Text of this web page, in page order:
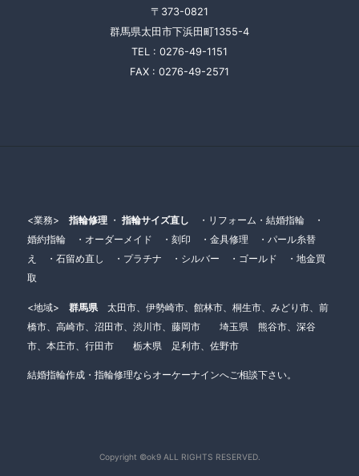
〒373-0821
群馬県太田市下浜田町1355-4
TEL : 0276-49-1151
FAX : 0276-49-2571
<業務> 指輪修理・ 指輪サイズ直し ・リフォーム・結婚指輪 ・
婚約指輪 ・オーダーメイド ・刻印 ・金具修理 ・パール糸替
え ・石留め直し ・プラチナ ・シルバー ・ゴールド ・地金買
取
<地域> 群馬県太田市、伊勢崎市、館林市、桐生市、みどり市、前
橋市、高崎市、沼田市、渋川市、藤岡市 埼玉県 熊谷市、深谷
市、本庄市、行田市 栃木県 足利市、佐野市
結婚指輪作成・指輪修理ならオーケーナインへご相談下さい。
Copyright ©ok9 ALL RIGHTS RESERVED.